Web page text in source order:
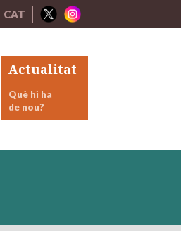
CAT
Actualitat
Què hi ha
de nou?